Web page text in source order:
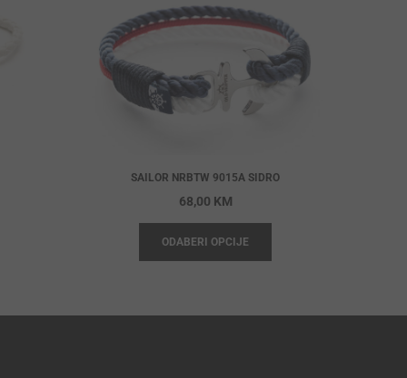
SAILOR NRBTW 9015A SIDRO
68,00 KM
ODABERI OPCIJE